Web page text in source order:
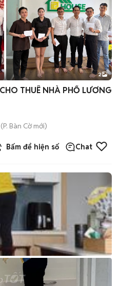
2
THUÊ NHÀ PHỐ LƯƠNG
(P. Bàn Cờmới)
Bấm để hiện số Chat